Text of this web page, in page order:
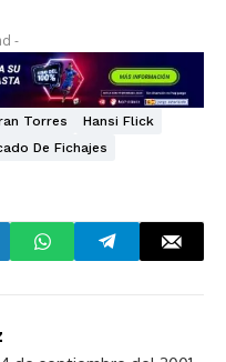
-
Torres
Hansi Flick
De Fichajes